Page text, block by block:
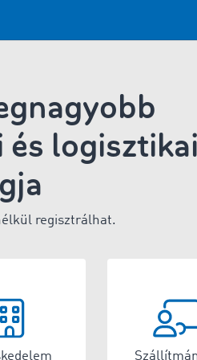
logisztikai
regisztrálhat.